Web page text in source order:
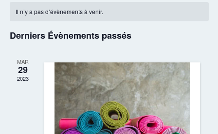
date.
Évènements
Il n’y a pas d’évènements à venir.
Derniers Évènements passés
MAR
29
2023